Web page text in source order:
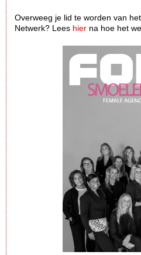
Overweeg je lid te worden van
Netwerk? Lees hier na hoe het